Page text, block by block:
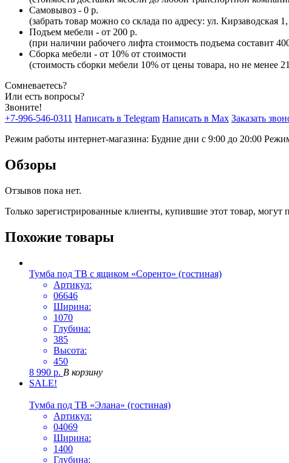
Самовывоз - 0 р.
(забрать товар можно со склада по адресу: ул. Кирзаводская
Подъем мебели - от 200 р.
(при наличии рабочего лифта стоимость подъема составит
Сборка мебели - от 10% от стоимости
(стоимость сборки мебели 10% от цены товара, но не менее
Сомневаетесь?
Или есть вопросы?
Звоните!
+7-996-546-0311 Написать в Telegram Написать в Max Заказать
Режим работы интернет-магазина: Будние дни с 9:00 до 20:00
Обзоры
Отзывов пока нет.
Только зарегистрированные клиенты, купившие этот товар, могут
Похожие товары
Тумба под ТВ с ящиком «Соренто» (гостиная)
Артикул:
06646
Ширина:
1070
Глубина:
385
Высота:
450
8 990 р. В корзину
SALE!
Тумба под ТВ «Элана» (гостиная)
Артикул:
04069
Ширина:
1400
Глубина: